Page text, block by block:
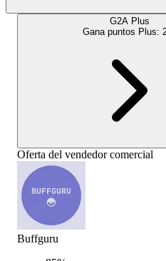
G2A Plus
Gana puntos Plus:
Oferta del vendedor comercial
Buffguru